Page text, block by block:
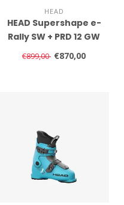
HEAD
HEAD Supershape e-
Rally SW + PRD 12 GW
€899,00 €870,00